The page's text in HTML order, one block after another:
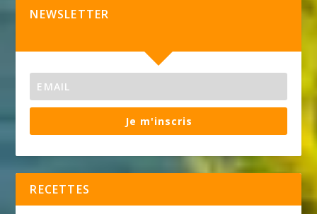
NEWSLETTER
Je m'inscris
RECETTES